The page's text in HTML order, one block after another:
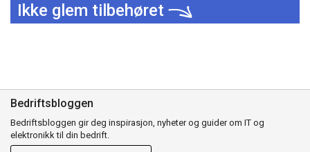
Ikke glem tilbehøret
Bedriftsbloggen
Bedriftsbloggen gir deg inspirasjon, nyheter og guider om IT og
elektronikk til din bedrift.